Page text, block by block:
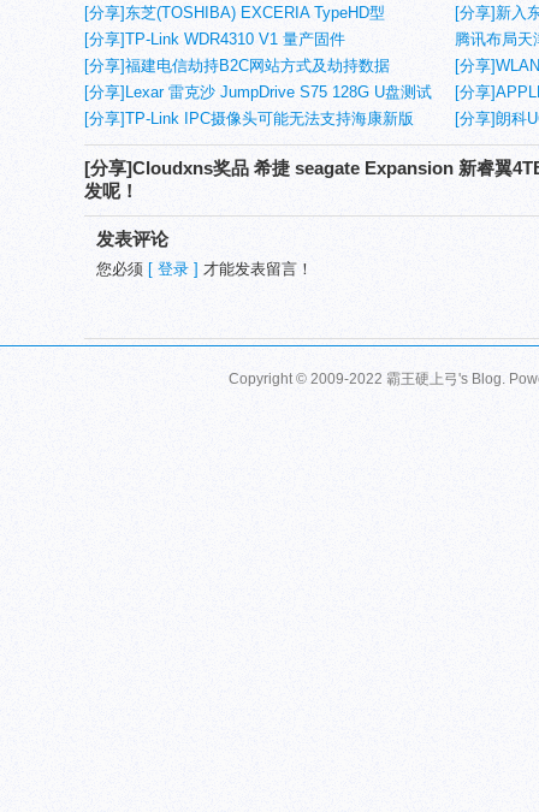
[分享]东芝(TOSHIBA) EXCERIA TypeHD型
microSDHC-32G UHS/CL10 测试
[分享]新入
[分享]TP-Link WDR4310 V1 量产固件
腾讯布局天
[分享]福建电信劫持B2C网站方式及劫持数据
[分享
[分享]Lexar 雷克沙 JumpDrive S75 128G U盘测试
及拆解
[分享
[分享]TP-Link IPC摄像头可能无法支持海康新版
NVR
[分享]朗科
[分享]Cloudxns奖品 希捷 seagate Expansion 新睿翼
发呢！
发表评论
您必须 [ 登录 ] 才能发表留言！
Copyright © 2009-2022 霸王硬上弓's Blog.